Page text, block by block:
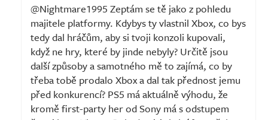
@Nightmare1995 Zeptám se tě jako z pohledu
majitele platformy. Kdybys ty vlastnil Xbox, co bys
tedy dal hráčům, aby si tvoji konzoli kupovali,
když ne hry, které by jinde nebyly? Určitě jsou
další způsoby a samotného mě to zajímá, co by
třeba tobě prodalo Xbox a dal tak přednost jemu
před konkurencí? PS5 má aktuálně výhodu, že
kromě first-party her od Sony má s odstupem